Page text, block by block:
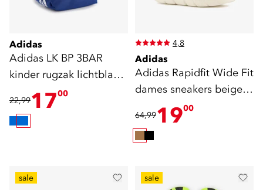
Adidas
Adidas LK BP 3BAR
kinder rugzak lichtblauw
10 liter
22,991700
4,8
Adidas
Adidas Rapidfit Wide Fit
dames sneakers beige
64,991900
sale sale